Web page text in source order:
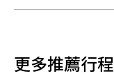
更多推薦行程